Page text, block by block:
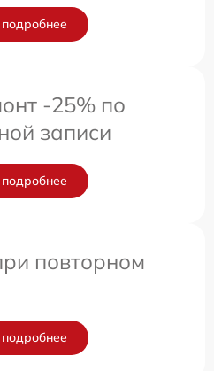
-25% по
записи
повторном